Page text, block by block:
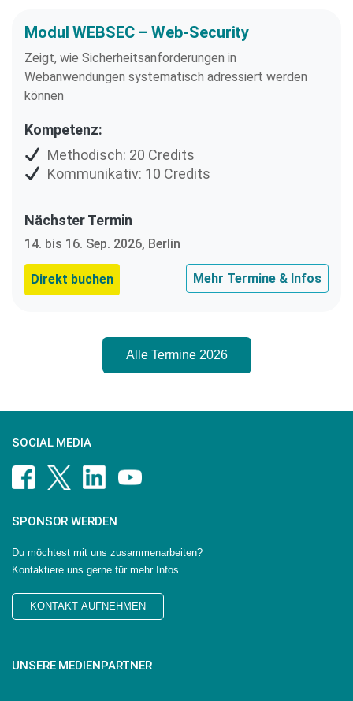
Modul WEBSEC – Web-Security
Zeigt, wie Sicherheitsanforderungen in
Webanwendungen systematisch adressiert werden
können
Kompetenz:
Methodisch: 20 Credits
Kommunikativ: 10 Credits
Nächster Termin
14. bis 16. Sep. 2026, Berlin
Direkt buchen Mehr Termine & Infos
Alle Termine 2026
SOCIAL MEDIA
SPONSOR WERDEN
Du möchtest mit uns zusammenarbeiten?
Kontaktiere uns gerne für mehr Infos.
KONTAKT AUFNEHMEN
UNSERE MEDIENPARTNER